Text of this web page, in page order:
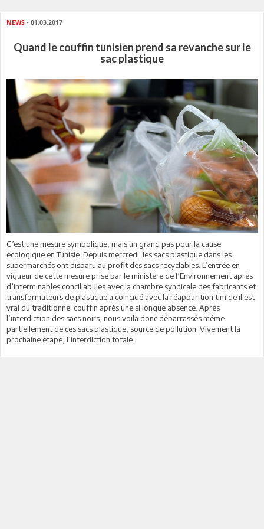
NEWS - 01.03.2017
Quand le couffin tunisien prend sa revanche sur le
sac plastique
C’est une mesure symbolique, mais un grand pas pour la cause
écologique en Tunisie. Depuis mercredi les sacs plastique dans les
supermarchés ont disparu au profit des sacs recyclables. L’entrée en
vigueur de cette mesure prise par le ministère de l’Environnement après
d’interminables conciliabules avec la chambre syndicale des fabricants et
transformateurs de plastique a coïncidé avec la réapparition timide il est
vrai du traditionnel couffin après une si longue absence. Après
l’interdiction des sacs noirs, nous voilà donc débarrassés même
partiellement de ces sacs plastique, source de pollution. Vivement la
prochaine étape, l’interdiction totale.